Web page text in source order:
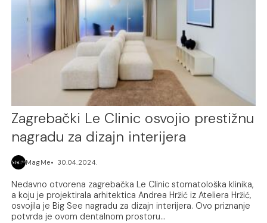
Zagrebački Le Clinic osvojio prestižnu
nagradu za dizajn interijera
MagMe 30.04.2024.
Nedavno otvorena zagrebačka Le Clinic stomatološka klinika,
a koju je projektirala arhitektica Andrea Hržić iz Ateliera Hržić,
osvojila je Big See nagradu za dizajn interijera. Ovo priznanje
potvrda je ovom dentalnom prostoru...